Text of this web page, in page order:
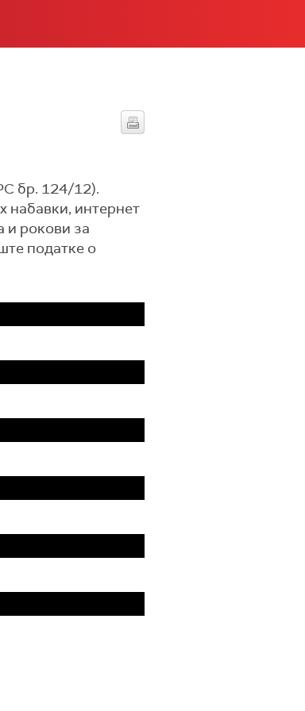
бр. 124/12).
набавки, интернет
и рокови за
податке о